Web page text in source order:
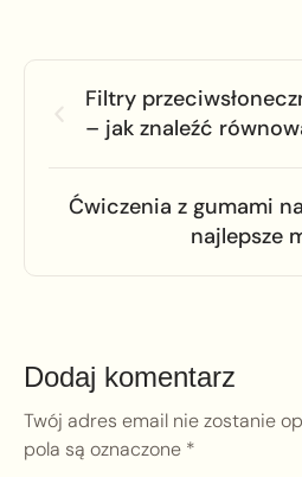
Filtry
– jak znaleźć
Ćwiczenia z gumami
najlepsze
Dodaj komentarz
Twój adres email nie zostanie
pola są oznaczone *